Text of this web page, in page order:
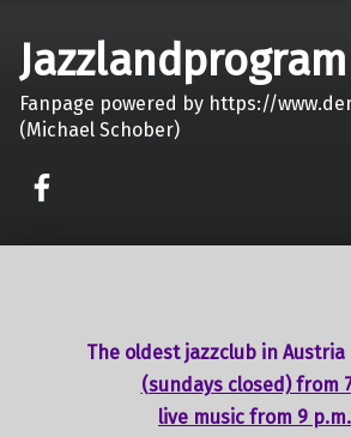
Fanpage powered by https://
(Michael Schober)
The oldest jazzclub in Austria
(sundays closed) from
live music from 9